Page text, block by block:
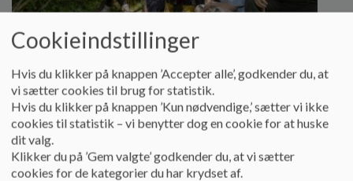
Udeliv og udeskole
Udeliv og udeskole
Læs mere
Cookieindstillinger
Hvis du klikker på knappen ’Accepter alle’, godkender du, at
vi sætter cookies til brug for statistik.
Hvis du klikker på knappen ’Kun nødvendige,’ sætter vi ikke
cookies til statistik – vi benytter dog en cookie for at huske
dit valg.
Klikker du på ’Gem valgte’ godkender du, at vi sætter
cookies for de kategorier du har krydset af.